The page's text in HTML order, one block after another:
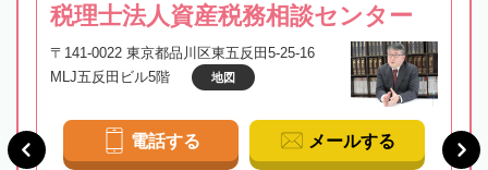
税理士法人資産税務相談センター
〒141-0022 東京都品川区東五反田5-25-16
MLJ五反田ビル5階
地図
電話する メールする